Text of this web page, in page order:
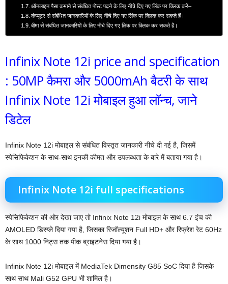
ऑनलाइन पैसा कमाने से संबंधित पोस्ट पढ़ने के लिए नीचे दिए गए लिंक पर क्लिक करें–
कंप्यूटर से संबंधित जानकारियों के लिए नीचे दिए गए लिंक पर क्लिक कर सकते हैं।
बीमा से संबंधित जानकारियों के लिए नीचे दिए गए लिंक पर क्लिक कर सकते हैं।
Infinix Note 12i price and specification
: 50MP कैमरा और 5000mAh बैटरी के साथ
Infinix Note 12i मोबाइल हुआ लॉन्च, जाने
डिटेल
Infinix Note 12i मोबाइल से संबंधित विस्तृत जानकारी नीचे दी गई है, जिसमें
स्पेसिफिकेशन के साथ-साथ इनकी कीमत और उपलब्धता के बारे में बताया गया है।
Infinix Note 12i full specifications
स्पेसिफिकेशन की ओर देखा जाए तो Infinix Note 12i मोबाइल के साथ 6.7 इंच की
AMOLED डिस्प्ले दिया गया है, जिसका रिजॉल्यूशन Full HD+ और रिफ्रेश रेट 60Hz
के साथ 1000 निट्स तक पीक ब्राइटनेस दिया गया है।
Infinix Note 12i मोबाइल में MediaTek Dimensity G85 SoC दिया है जिसके
साथ साथ Mali G52 GPU भी शामिल है।